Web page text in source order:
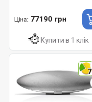
Ціна: 77190 грн
Купити в 1 клік
7